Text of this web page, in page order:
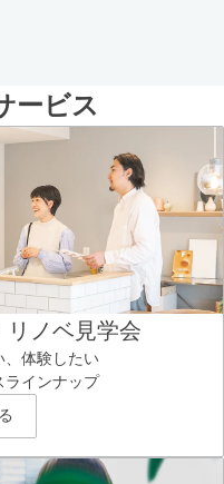
ービス
リノベ見学会
、体験したい
ラインナップ